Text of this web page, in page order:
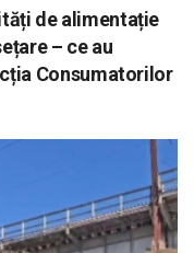
de alimentație
– ce au
Consumatorilor